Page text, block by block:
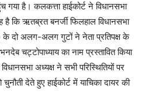
गया है। कलकत्ता हाईकोर्ट ने विधानसभा
कि ऋतब्रत बनर्जी फिलहाल विधानसभा
दो अलग-अलग गुटों ने नेता प्रतिपक्ष के
चट्टोपाध्याय का नाम प्रस्तावित किया
अध्यक्ष ने सभी परिस्थितियों पर
देते हुए हाईकोर्ट में याचिका दायर की